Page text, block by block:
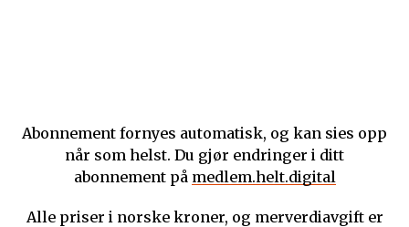
Abonnement fornyes automatisk, og kan sies opp
når som helst. Du gjør endringer i ditt
abonnement på medlem.helt.digital
Alle priser i norske kroner, og merverdiavgift er